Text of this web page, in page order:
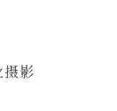
摄影